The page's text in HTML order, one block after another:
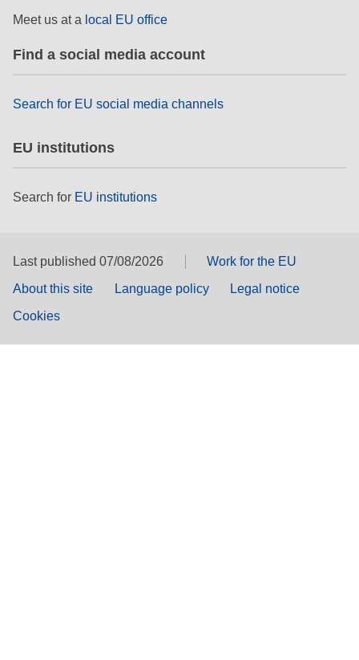
Meet us at a local EU office
Find a social media account
Search for EU social media channels
EU institutions
Search for EU institutions
Last published 07/08/2026
Work for the EU
About this site
Language policy
Legal notice
Cookies